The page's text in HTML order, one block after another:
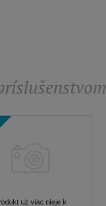
uz viac nieje k